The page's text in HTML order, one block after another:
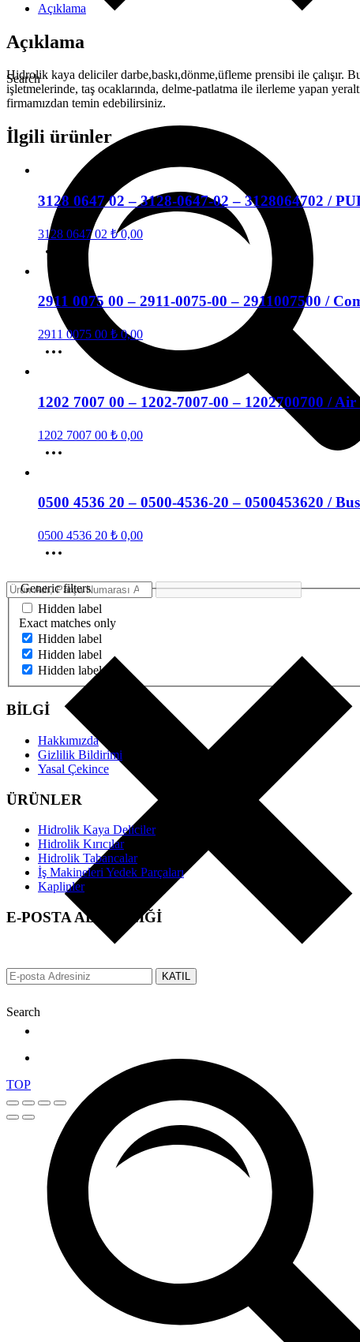
Search
Açıklama
Açıklama
Hidrolik kaya deliciler darbe,baskı,dönme,üfleme prensibi ile çalışır.
işletmelerinde, taş ocaklarında, delme-patlatma ile ilerleme yapan
firmamızdan temin edebilirsiniz.
İlgili ürünler
3128 0647 02 – 3128-0647-02 – 3128064702 /
3128 0647 02 ₺0,00
2911 0075 00 – 2911-0075-00 – 2911007500 /
2911 0075 00 ₺ 0,00
1202 7007 00 – 1202-7007-00 – 1202700700 /
1202 7007 00 ₺ 0,00
0500 4536 20 – 0500-4536-20 – 0500453620 /
0500 4536 20 ₺ 0,00
Search
Generic filters
Hidden label
Exact matches only
Hidden label
Hidden label
Hidden label
BİLGİ
Hakkımızda
Gizlilik Bildirimi
Yasal Çekince
ÜRÜNLER
Hidrolik Kaya Deliciler
Hidrolik Kırıcılar
Hidrolik Tabancalar
İş Makineleri Yedek Parçaları
Kaplinler
E-POSTA ABONELİĞİ
EFS üzerinden tüm gelişmeler hakkında anında bilgi almak için e-
KATIL
TOP